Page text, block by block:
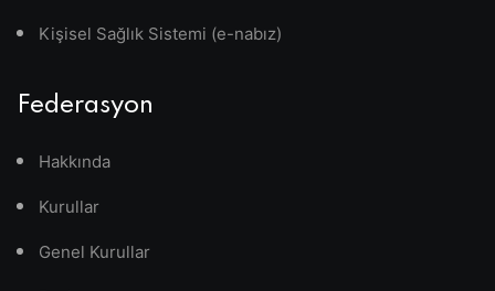
Kişisel Sağlık Sistemi (e-nabız)
Federasyon
Hakkında
Kurullar
Genel Kurullar